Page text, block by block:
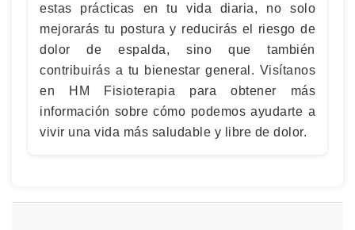
estas prácticas en tu vida diaria, no solo
mejorarás tu postura y reducirás el riesgo de
dolor de espalda, sino que también
contribuirás a tu bienestar general. Visítanos
en HM Fisioterapia para obtener más
información sobre cómo podemos ayudarte a
vivir una vida más saludable y libre de dolor.